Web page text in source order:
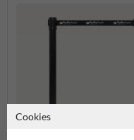
Cookies